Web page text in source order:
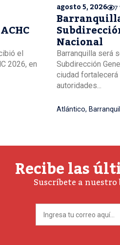
el
2026, en
agosto 5, 2026 7
Nacional
Barranquilla será
Subdirección
ciudad
autoridades...
Atlántico,
Recibe las
Suscríbete a